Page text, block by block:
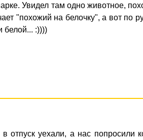
Увидел там одно животное,
"похожий на белочку", а вот по
белой... :))))
отпуск уехали, а нас попpосили